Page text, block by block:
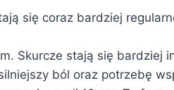
się coraz bardziej
Skurcze stają się bardziej
ból oraz potrzebę